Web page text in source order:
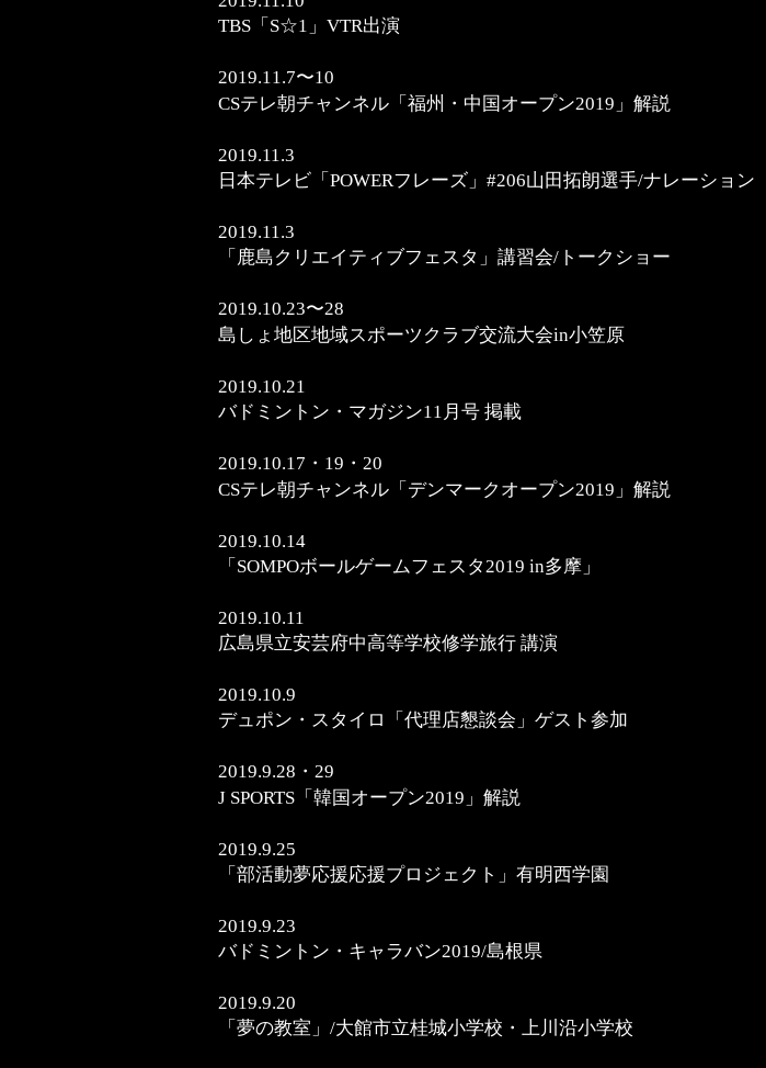
TBS「S☆1」VTR出演
2019.11.7〜10
CSテレ朝チャンネル「福州・中国オープン2019」解説
2019.11.3
日本テレビ「POWERフレーズ」#206山田拓朗選手/ナレーション
2019.11.3
「鹿島クリエイティブフェスタ」講習会/トークショー
2019.10.23〜28
島しょ地区地域スポーツクラブ交流大会in小笠原
2019.10.21
バドミントン・マガジン11月号 掲載
2019.10.17・19・20
CSテレ朝チャンネル「デンマークオープン2019」解説
2019.10.14
​「SOMPOボールゲームフェスタ2019 in多摩」
2019.10.11
広島県立安芸府中高等学校修学旅行 講演
2019.10.9
デュポン・スタイロ「代理店懇談会」ゲスト参加
2019.9.28・29
J SPORTS「韓国オープン2019」解説
2019.9.25
「部活動夢応援応援プロジェクト」有明西学園
2019.9.23
バドミントン・キャラバン2019/島根県
2019.9.20
「夢の教室」/大館市立桂城小学校・上川沿小学校